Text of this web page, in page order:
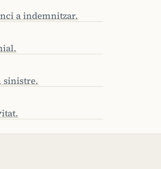
a indemnitzar.
sinistre.